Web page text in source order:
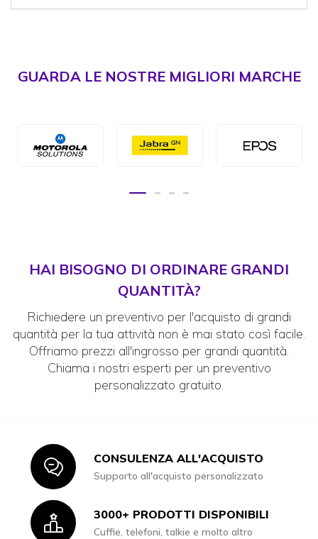
GUARDA LE NOSTRE MIGLIORI MARCHE
HAI BISOGNO DI ORDINARE GRANDI
QUANTITÀ?
Richiedere un preventivo per l'acquisto di grandi
quantità per la tua attività non è mai stato così facile.
Offriamo prezzi all'ingrosso per grandi quantità.
Chiama i nostri esperti per un preventivo
personalizzato gratuito.
IconCONSULENZA ALL'ACQUISTO
Supporto all'acquisto personalizzato
Icon3000+ PRODOTTI DISPONIBILI
Cuffie, telefoni, talkie e molto altro